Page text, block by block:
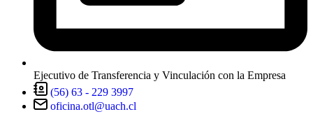
Ejecutivo de Transferencia y Vinculación con la Empresa
(56) 63 - 229 3997
oficina.otl@uach.cl